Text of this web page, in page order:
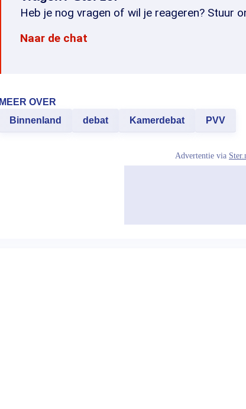
Heb je nog vragen of wil je reageren? Stuur
Naar de chat
MEER OVER
Binnenland
debat Kamerdebat PVV
Advertentie via